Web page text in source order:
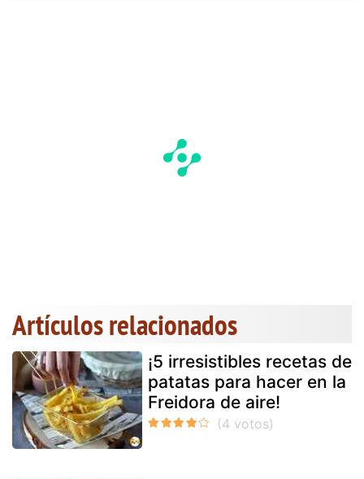
Artículos relacionados
¡5 irresistibles recetas de
patatas para hacer en la
Freidora de aire!